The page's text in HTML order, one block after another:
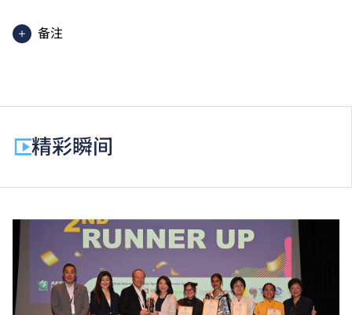
备注
分，方可毕业。
因应个别课程要求，学生或需参加额外培训／实习，并
精彩瞬间